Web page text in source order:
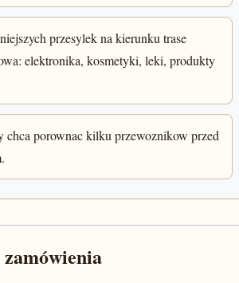
przesylek na kierunku trase
elektronika, kosmetyki, leki, produkty
chca porownac kilku przewoznikow przed